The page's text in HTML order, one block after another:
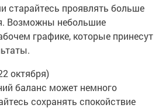
старайтесь проявлять больше
Возможны небольшие
графике, которые принесут
октября)
баланс может немного
сохранять спокойствие